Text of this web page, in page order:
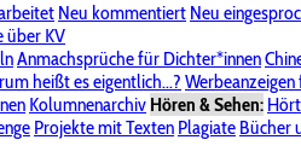
Neu kommentiert Neu
über KV
Anmachsprüche für Dichter*innen
heißt es eigentlich...? Werbeanzeigen
Kolumnenarchiv Hören & Sehen:
Projekte mit Texten Plagiate Bücher
& Schreiberei"
Alle Wege führen zu KV
Impressum